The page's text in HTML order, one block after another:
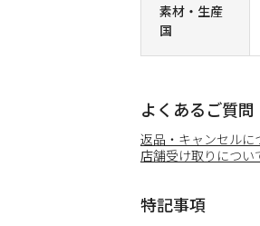
素材・生産
国
よくあるご質問
返品・キャンセルに
店舗受け取りについ
特記事項